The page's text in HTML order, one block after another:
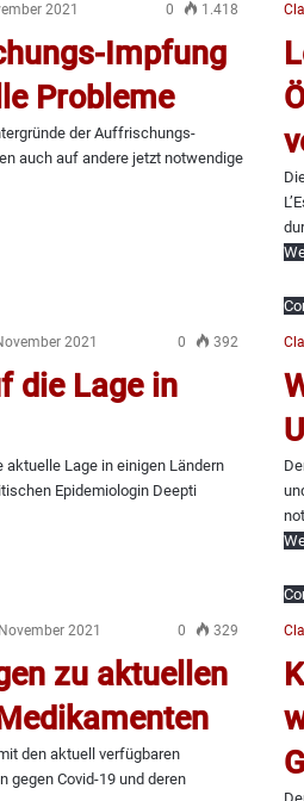
2021 0 1.418
Impfung
Probleme
der Auffrischungs-
auch auf andere jetzt notwendige
2021 0 392
die Lage in
aktuelle Lage in einigen Ländern
Epidemiologin Deepti
2021 0 329
zu aktuellen
den aktuell verfügbaren
gegen Covid-19 und deren